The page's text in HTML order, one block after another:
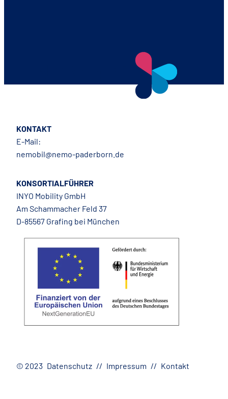
KONTAKT
E-Mail:
nemobil@nemo-paderborn.de
KONSORTIALFÜHRER
INYO Mobility GmbH
Am Schammacher Feld 37
D-85567 Grafing bei München
© 2023 Datenschutz Impressum Kontakt